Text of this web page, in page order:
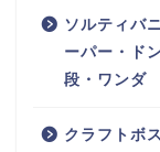
ソルティバ
ーパー・ド
段・ワンダ
クラフトボ